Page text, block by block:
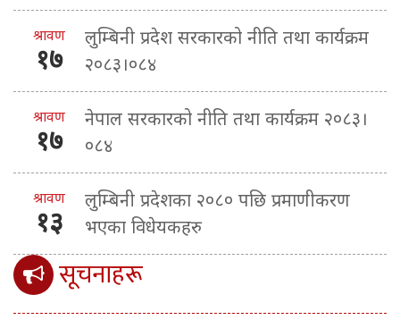
श्रावण
१७
लुम्बिनी प्रदेश सरकारको नीति तथा कार्यक्रम
२०८३।०८४
श्रावण
१७
नेपाल सरकारको नीति तथा कार्यक्रम २०८३।
०८४
श्रावण
१३
लुम्बिनी प्रदेशका २०८० पछि प्रमाणीकरण
भएका विधेयकहरु
सूचनाहरू